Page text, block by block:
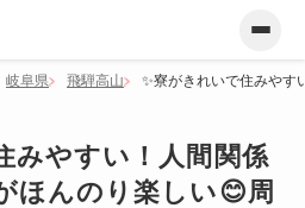
岐阜県 飛騨高山 ✨寮がきれいで住みやす
みやすい！人間関係
ほんのり楽しい😊周